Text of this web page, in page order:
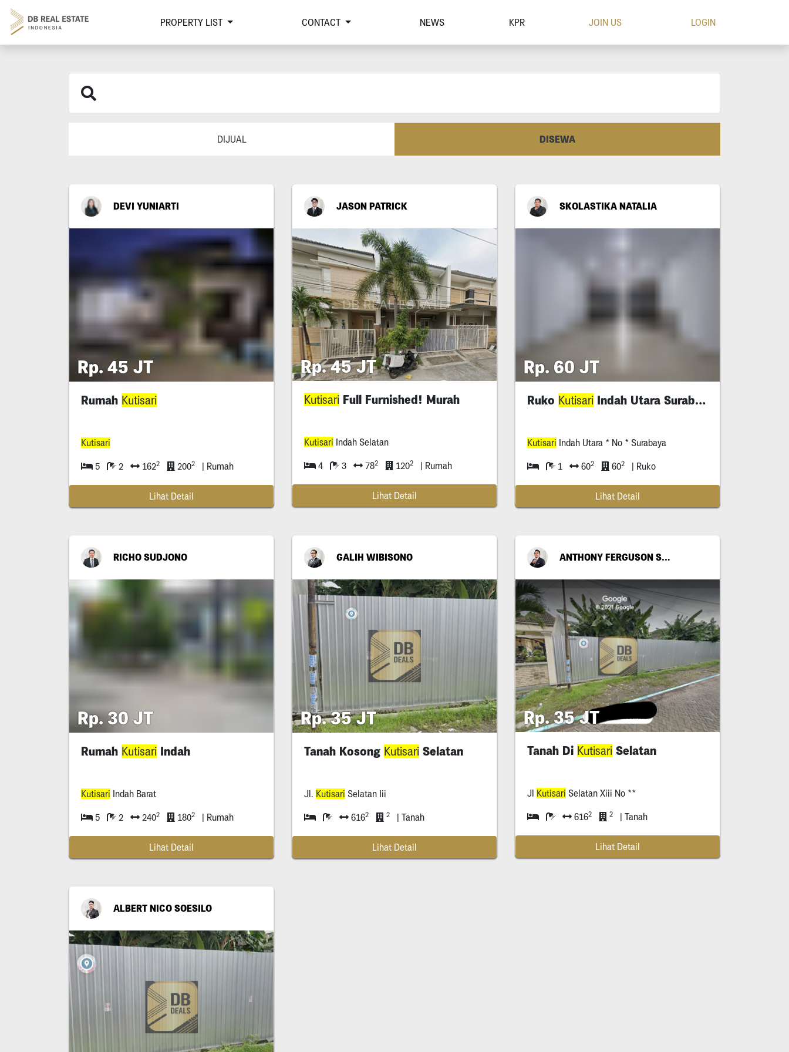
PROPERTY LIST CONTACT NEWS KPR JOIN US LOGIN
DIJUAL DISEWA
DEVI YUNIARTI
Rp. 45 JT
Rumah Kutisari
Kutisari
5 2 1622 2002 | Rumah
Lihat Detail
JASON PATRICK
Rp. 45 JT
Kutisari Full Furnished! Murah
Kutisari Indah Selatan
4 3 782 1202 | Rumah
Lihat Detail
SKOLASTIKA NATALIA
Rp. 60 JT
Ruko Kutisari Indah Utara Surabaya
Kutisari Indah Utara * No * Surabaya
1 602 602 | Ruko
Lihat Detail
RICHO SUDJONO
Rp. 30 JT
Rumah Kutisari Indah
Kutisari Indah Barat
5 2 2402 1802 | Rumah
Lihat Detail
GALIH WIBISONO
Rp. 35 JT
Tanah Kosong Kutisari Selatan
Jl. Kutisari Selatan Iii
6162 2 | Tanah
Lihat Detail
ANTHONY FERGUSON STENLIE
Rp. 35 JT
Tanah Di Kutisari Selatan
Jl Kutisari Selatan Xiii No **
6162 2 | Tanah
Lihat Detail
ALBERT NICO SOESILO